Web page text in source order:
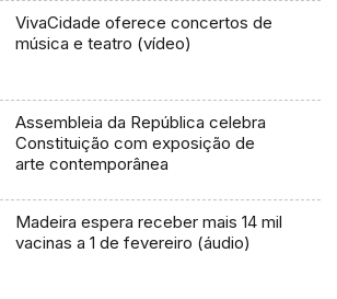
VivaCidade oferece concertos de
música e teatro (vídeo)
Assembleia da República celebra
Constituição com exposição de
arte contemporânea
Madeira espera receber mais 14 mil
vacinas a 1 de fevereiro (áudio)